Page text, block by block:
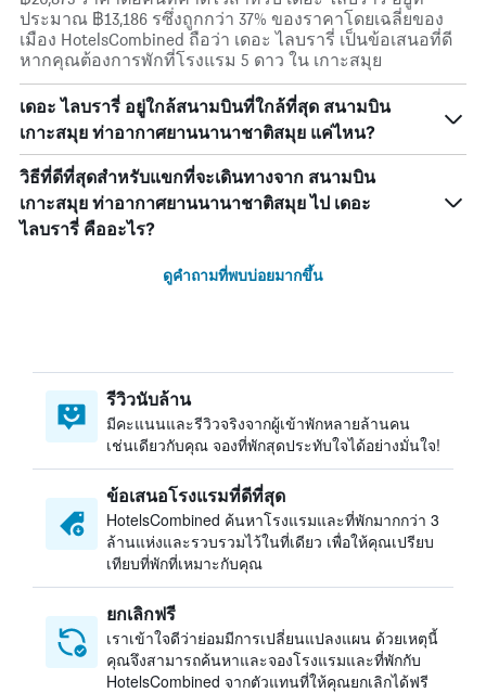
ประมาณ ฿13,186 รซึ่งถูกกว่า 37% ของราคาโดยเฉลี่ยของ
เมือง HotelsCombined ถือว่า เดอะ ไลบรารี่ เป็นข้อเสนอที่ดี
หากคุณต้องการพักที่โรงแรม 5 ดาว ใน เกาะสมุย
เดอะ ไลบรารี่ อยู่ใกล้สนามบินที่ใกล้ที่สุด สนามบิน
เกาะสมุย ท่าอากาศยานนานาชาติสมุย แค่ไหน?
วิธีที่ดีที่สุดสำหรับแขกที่จะเดินทางจาก สนามบิน
เกาะสมุย ท่าอากาศยานนานาชาติสมุย ไป เดอะ
ไลบรารี่ คืออะไร?
ดูคำถามที่พบบ่อยมากขึ้น
รีวิวนับล้าน
มีคะแนนและรีวิวจริงจากผู้เข้าพักหลายล้านคน
เช่นเดียวกับคุณ จองที่พักสุดประทับใจได้อย่างมั่นใจ!
ข้อเสนอโรงแรมที่ดีที่สุด
HotelsCombined ค้นหาโรงแรมและที่พักมากกว่า 3
ล้านแห่งและรวบรวมไว้ในที่เดียว เพื่อให้คุณเปรียบ
เทียบที่พักที่เหมาะกับคุณ
ยกเลิกฟรี
เราเข้าใจดีว่าย่อมมีการเปลี่ยนแปลงแผน ด้วยเหตุนี้
คุณจึงสามารถค้นหาและจองโรงแรมและที่พักกับ
HotelsCombined จากตัวแทนที่ให้คุณยกเลิกได้ฟรี